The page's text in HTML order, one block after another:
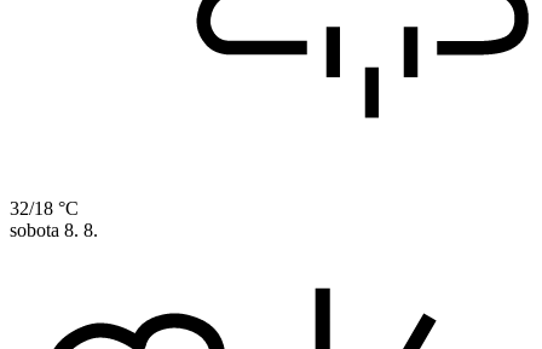
32/18 °C
sobota 8. 8.